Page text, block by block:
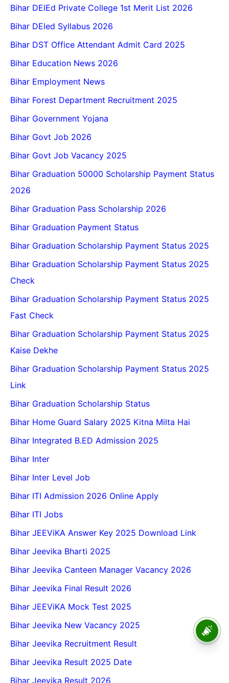
Bihar DElEd Private College 1st Merit List 2026
Bihar DEled Syllabus 2026
Bihar DST Office Attendant Admit Card 2025
Bihar Education News 2026
Bihar Employment News
Bihar Forest Department Recruitment 2025
Bihar Government Yojana
Bihar Govt Job 2026
Bihar Govt Job Vacancy 2025
Bihar Graduation 50000 Scholarship Payment Status
2026
Bihar Graduation Pass Scholarship 2026
Bihar Graduation Payment Status
Bihar Graduation Scholarship Payment Status 2025
Bihar Graduation Scholarship Payment Status 2025
Check
Bihar Graduation Scholarship Payment Status 2025
Fast Check
Bihar Graduation Scholarship Payment Status 2025
Kaise Dekhe
Bihar Graduation Scholarship Payment Status 2025
Link
Bihar Graduation Scholarship Status
Bihar Home Guard Salary 2025 Kitna Milta Hai
Bihar Integrated B.ED Admission 2025
Bihar Inter
Bihar Inter Level Job
Bihar ITI Admission 2026 Online Apply
Bihar ITI Jobs
Bihar JEEViKA Answer Key 2025 Download Link
Bihar Jeevika Bharti 2025
Bihar Jeevika Canteen Manager Vacancy 2026
Bihar Jeevika Final Result 2026
Bihar JEEViKA Mock Test 2025
Bihar Jeevika New Vacancy 2025
Bihar Jeevika Recruitment Result
Bihar Jeevika Result 2025 Date
Bihar Jeevika Result 2026
BPSC School Teacher TRE
Form, Eligibility, Vacancy,